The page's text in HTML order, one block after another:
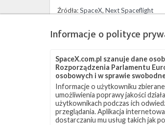
Źródła:SpaceX, Next Spaceflight
Szukaj po tematach
Informacje o polityce
SpaceX.com.pl szanuje dane
Rozporządzenia Parlamentu
osobowych i w sprawie
Informacje o użytkowniku
umożliwienia poprawy jakości
użytkownikach podczas ich
przeglądania. Aplikacja
dostarczaniu mu usług takich jak